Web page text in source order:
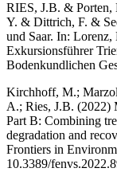
RIES, J.B. &
Y. & Dittrich, F. &
und Saar. In:
Exkursionsführer
Bodenkundlichen
Kirchhoff, M.;
A.; Ries, J.B. (2022)
Part B: Combining
degradation and
Frontiers in
10.3389/